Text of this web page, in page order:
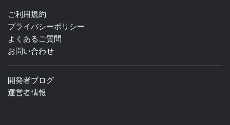
ご利用規約
プライバシーポリシー
よくあるご質問
お問い合わせ
開発者ブログ
運営者情報